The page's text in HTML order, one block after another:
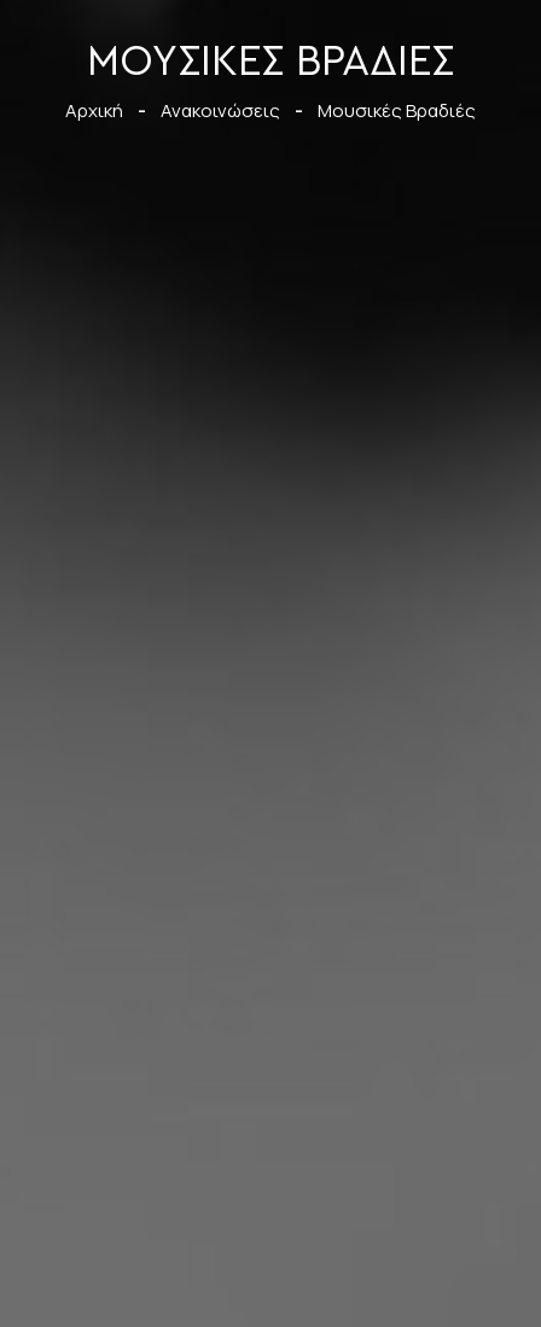
ΜΟΥΣΙΚΈΣ ΒΡΑΔΙΈΣ
Αρχική - Ανακοινώσεις - Μουσικές Βραδιές